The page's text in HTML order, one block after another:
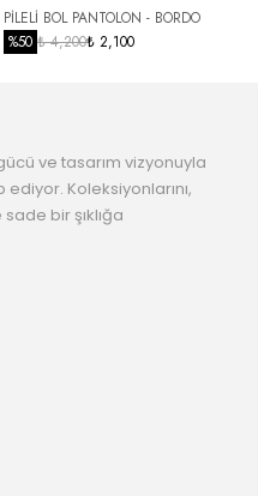
TL
TL
PİLELİ BOL PANTOLON - BORDO
%50 ₺ 4,200₺ 2,100
ve tasarım vizyonuyla
Koleksiyonlarını,
bir şıklığa